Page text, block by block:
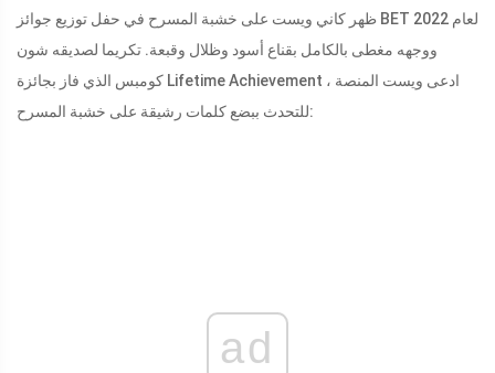
ظهر كاني ويست على خشبة المسرح في حفل توزيع جوائز BET لعام 2022
ووجهه مغطى بالكامل بقناع أسود وظلال وقبعة. تكريما لصديقه شون
كومبس الذي فاز بجائزة Lifetime Achievement ، ادعى ويست المنصة
للتحدث ببضع كلمات رشيقة على خشبة المسرح:
ad